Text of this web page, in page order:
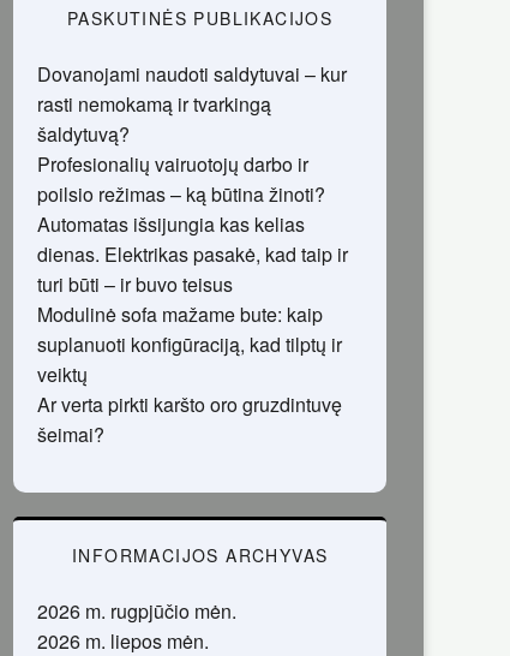
PASKUTINĖS PUBLIKACIJOS
Dovanojami naudoti saldytuvai – kur
rasti nemokamą ir tvarkingą
šaldytuvą?
Profesionalių vairuotojų darbo ir
poilsio režimas – ką būtina žinoti?
Automatas išsijungia kas kelias
dienas. Elektrikas pasakė, kad taip ir
turi būti – ir buvo teisus
Modulinė sofa mažame bute: kaip
suplanuoti konfigūraciją, kad tilptų ir
veiktų
Ar verta pirkti karšto oro gruzdintuvę
šeimai?
INFORMACIJOS ARCHYVAS
2026 m. rugpjūčio mėn.
2026 m. liepos mėn.